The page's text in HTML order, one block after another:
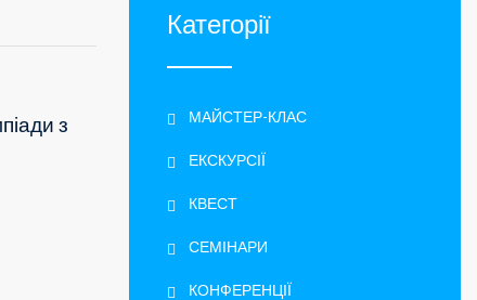
з
Категорії
МАЙСТЕР-КЛАС
ЕКСКУРСІЇ
КВЕСТ
СЕМІНАРИ
КОНФЕРЕНЦІЇ